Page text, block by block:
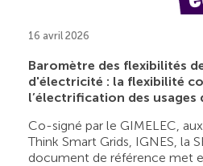
16 avril 2026
Baromètre des flexibilités
d'électricité : la flexibilité
l’électrification des usages
Co-signé par le GIMELEC,
Think Smart Grids, IGNES, la
document de référence met